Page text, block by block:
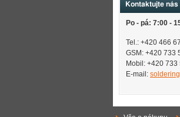
Kontaktujte nás
Po - pá: 7:00 -
Tel.: +420 466
GSM: +420 733
Mobil: +420 733
E-mail: